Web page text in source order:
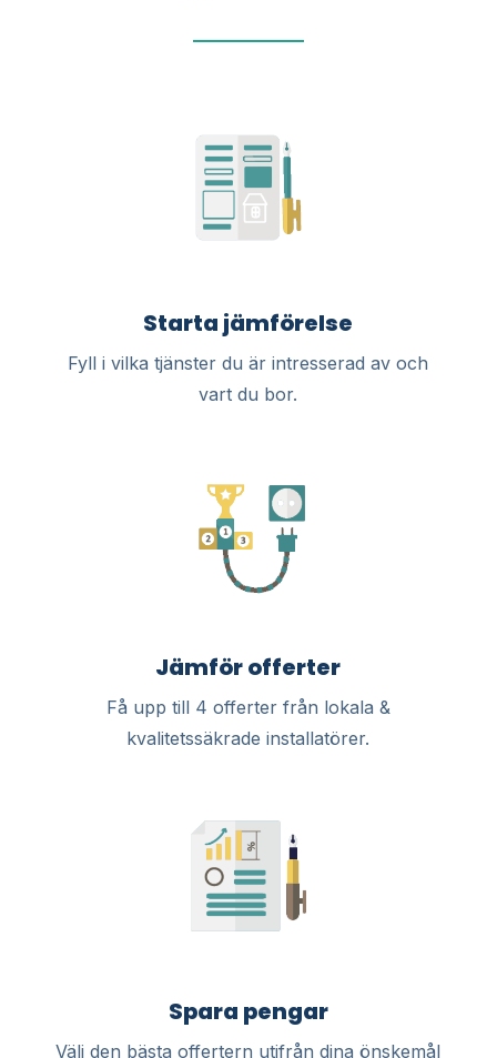
Starta jämförelse
Fyll i vilka tjänster du är intresserad av och
vart du bor.
Jämför offerter
Få upp till 4 offerter från lokala &
kvalitetssäkrade installatörer.
Spara pengar
Välj den bästa offertern utifrån dina önskemål